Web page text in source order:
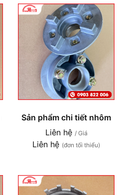
Sản phẩm chi tiết nhôm
Liên hệ / Giá
Liên hệ (đơn tối thiểu)